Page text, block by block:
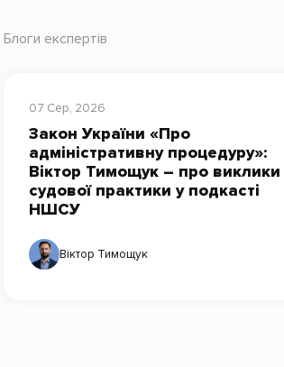
Блоги експертів
07 Сер, 2026
Закон України «Про
адміністративну процедуру»:
Віктор Тимощук – про виклики
судової практики у подкасті
НШСУ
Віктор Тимощук